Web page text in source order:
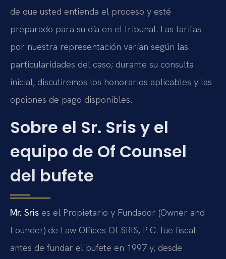
de que usted entienda el proceso y esté
preparado para su día en el tribunal. Las tarifas
por nuestra representación varían según las
particularidades del caso; durante su consulta
inicial, discutiremos los honorarios aplicables y las
opciones de pago disponibles.
Sobre el Sr. Sris y el
equipo de Of Counsel
del bufete
Mr. Sris es el Propietario y Fundador (Owner and
Founder) de Law Offices Of SRIS, P.C. fue fiscal
antes de fundar el bufete en 1997 y, desde